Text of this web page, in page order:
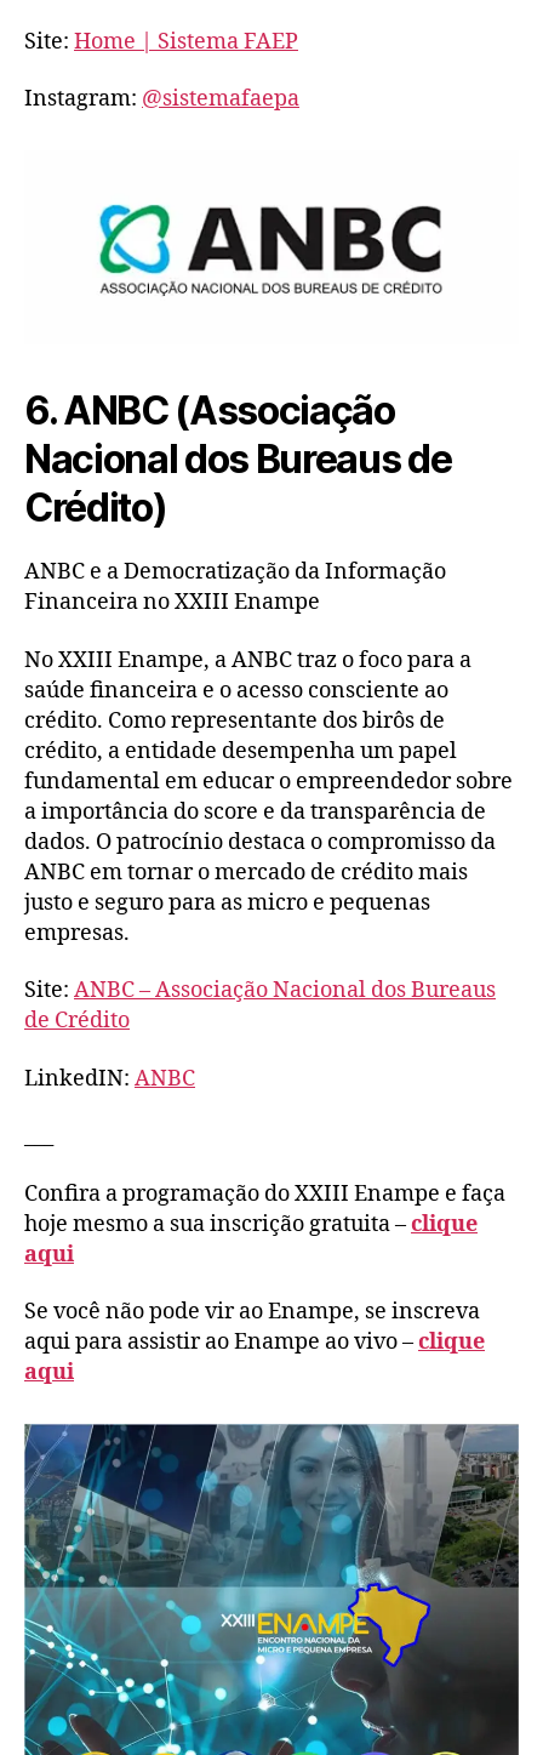
Site: Home | Sistema FAEP
Instagram: @sistemafaepa
6. ANBC (Associação
Nacional dos Bureaus de
Crédito)
ANBC e a Democratização da Informação
Financeira no XXIII Enampe
No XXIII Enampe, a ANBC traz o foco para a
saúde financeira e o acesso consciente ao
crédito. Como representante dos birôs de
crédito, a entidade desempenha um papel
fundamental em educar o empreendedor sobre
a importância do score e da transparência de
dados. O patrocínio destaca o compromisso da
ANBC em tornar o mercado de crédito mais
justo e seguro para as micro e pequenas
empresas.
Site: ANBC – Associação Nacional dos Bureaus
de Crédito
LinkedIN: ANBC
Confira a programação do XXIII Enampe e faça
hoje mesmo a sua inscrição gratuita –clique
aqui
Se você não pode vir ao Enampe, se inscreva
aqui para assistir ao Enampe ao vivo –clique
aqui